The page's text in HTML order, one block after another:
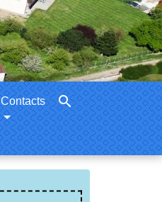
Contacts search